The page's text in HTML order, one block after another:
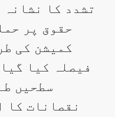
تشدد کا
حقوق پر
کمیشن کی
فیصلہ کیا
سطحیں
نقصانات کا